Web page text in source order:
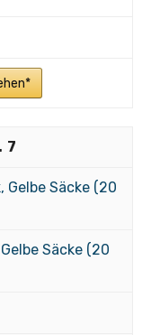
7
Säcke (20